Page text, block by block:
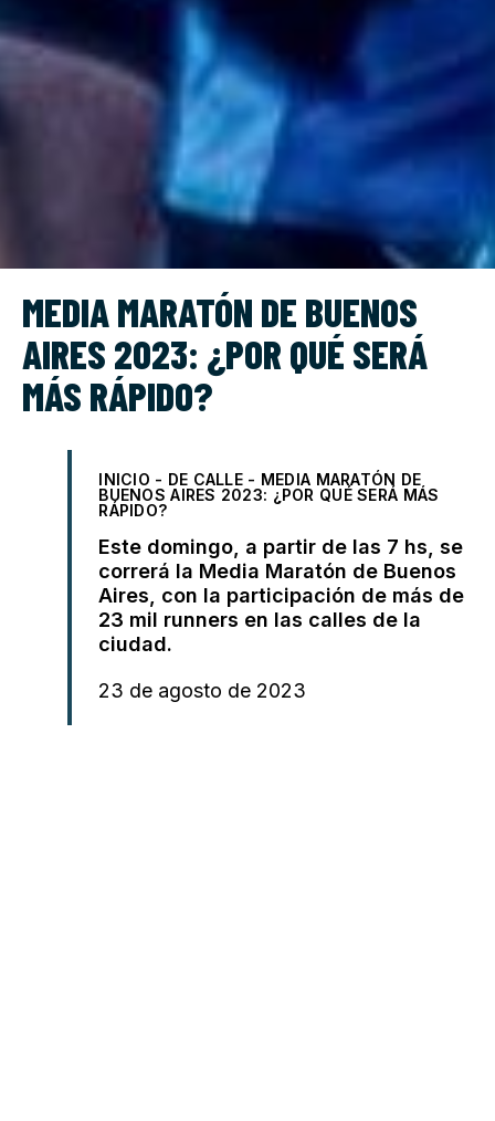
MEDIA MARATÓN DE BUENOS
AIRES 2023: ¿POR QUÉ SERÁ
MÁS RÁPIDO?
INICIO - DE CALLE - MEDIA MARATÓN DE
BUENOS AIRES 2023: ¿POR QUÉ SERÁ MÁS
RÁPIDO?
Este domingo, a partir de las 7 hs, se
correrá la Media Maratón de Buenos
Aires, con la participación de más de
23 mil runners en las calles de la
ciudad.
23 de agosto de 2023